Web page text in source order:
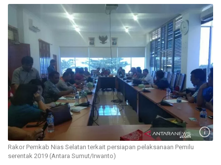
Rakor Pemkab Nias Selatan terkait persiapan pelaksanaan Pemilu
serentak 2019 (Antara Sumut/Irwanto)